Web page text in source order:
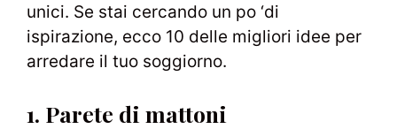
unici. Se stai cercando un po ‘di
ispirazione, ecco 10 delle migliori idee per
arredare il tuo soggiorno.
1. Parete di mattoni